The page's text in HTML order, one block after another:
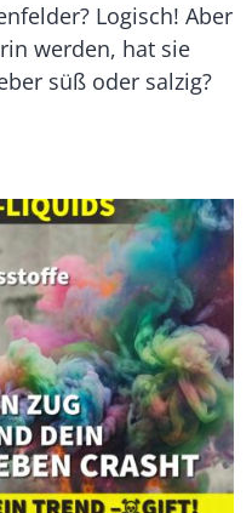
Logisch! Aber
werden, hat sie
süß oder salzig?